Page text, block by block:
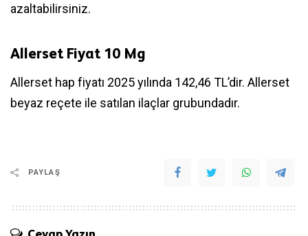
azaltabilirsiniz.
Allerset Fiyat 10 Mg
Allerset hap fiyatı 2025 yılında 142,46 TL’dir. Allerset
beyaz reçete ile satılan ilaçlar grubundadır.
PAYLAŞ